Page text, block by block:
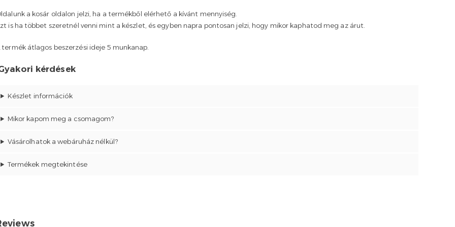
a kosár oldalon jelzi, ha a termékből elérhető a kívánt mennyiség.
is ha többet szeretnél venni mint a készlet, és egyben napra pontosan jelzi, hogy mikor kaphatod meg az árut.
termék átlagos beszerzési ideje 5 munkanap.
kérdések
Készlet információk
Mikor kapom meg a csomagom?
Vásárolhatok a webáruház nélkül?
Termékek megtekintése